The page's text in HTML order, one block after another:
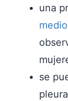
una
se